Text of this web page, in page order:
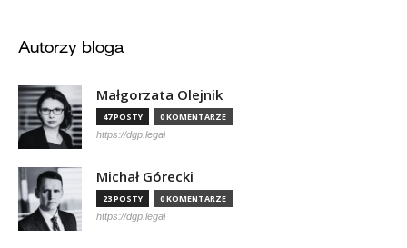
Autorzy bloga
Małgorzata Olejnik
47 POSTY 0 KOMENTARZE
https://dgp.legal
Michał Górecki
23 POSTY 0 KOMENTARZE
https://dgp.legal